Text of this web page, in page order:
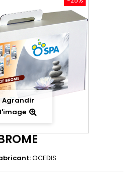
Agrandir
l'image
OCEDIS